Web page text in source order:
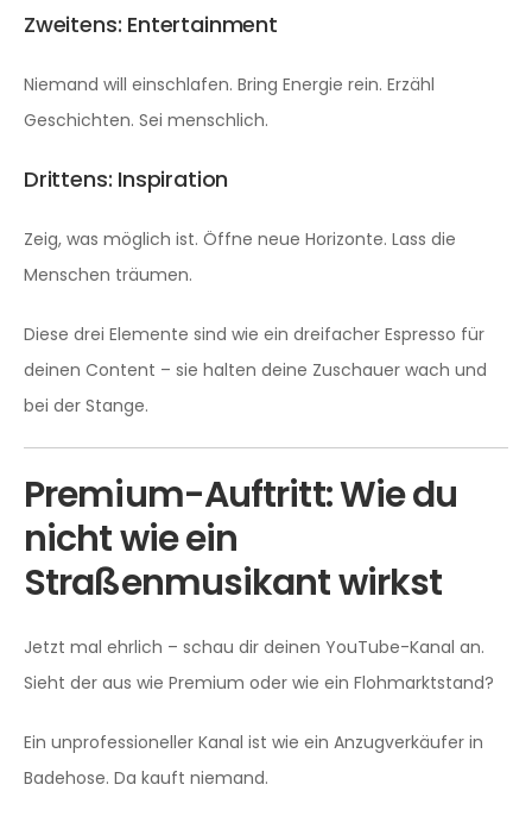
Zweitens: Entertainment
Niemand will einschlafen. Bring Energie rein. Erzähl
Geschichten. Sei menschlich.
Drittens: Inspiration
Zeig, was möglich ist. Öffne neue Horizonte. Lass die
Menschen träumen.
Diese drei Elemente sind wie ein dreifacher Espresso für
deinen Content – sie halten deine Zuschauer wach und
bei der Stange.
Premium-Auftritt: Wie du
nicht wie ein
Straßenmusikant wirkst
Jetzt mal ehrlich – schau dir deinen YouTube-Kanal an.
Sieht der aus wie Premium oder wie ein Flohmarktstand?
Ein unprofessioneller Kanal ist wie ein Anzugverkäufer in
Badehose. Da kauft niemand.